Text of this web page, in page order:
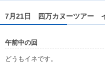
7月21日 四万カヌーツアー
午前中の回
どうもイネです。